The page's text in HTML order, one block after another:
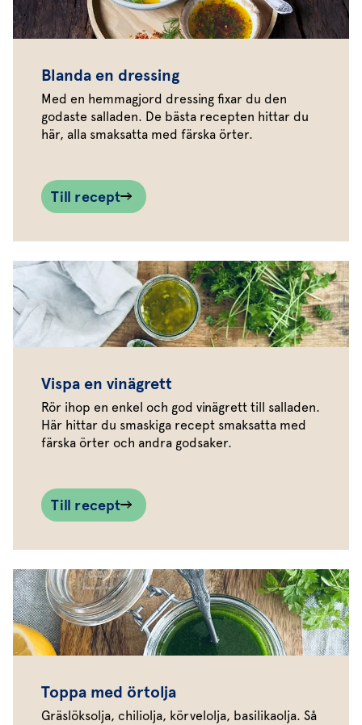
Blanda en dressing
Med en hemmagjord dressing fixar du den
godaste salladen. De bästa recepten hittar du
här, alla smaksatta med färska örter.
Till recept
Vispa en vinägrett
Rör ihop en enkel och god vinägrett till salladen.
Här hittar du smaskiga recept smaksatta med
färska örter och andra godsaker.
Till recept
Toppa med örtolja
Gräslöksolja, chiliolja, körvelolja, basilikaolja. Så